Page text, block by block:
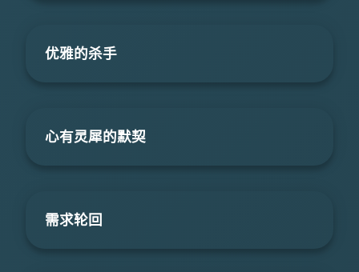
优雅的杀手
心有灵犀的默契
需求轮回